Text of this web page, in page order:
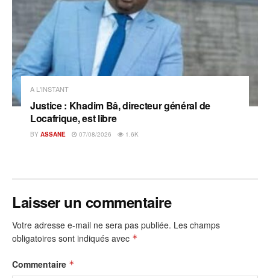
A L'INSTANT
Justice : Khadim Bâ, directeur général de
Locafrique, est libre
BY ASSANE 07/08/2026 1.6K
Laisser un commentaire
Votre adresse e-mail ne sera pas publiée. Les champs
obligatoires sont indiqués avec *
Commentaire *